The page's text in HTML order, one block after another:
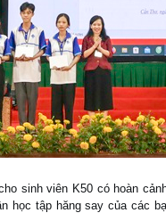
sinh viên K50 có hoàn
học tập hăng say của các